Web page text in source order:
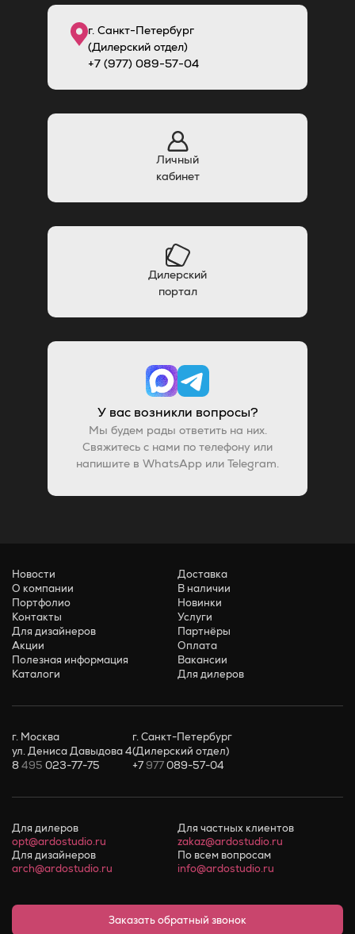
г. Санкт-Петербург
(Дилерский отдел)
+7 (977) 089-57-04
Личный
кабинет
Дилерский
портал
У вас возникли вопросы?
Мы будем рады ответить на них.
Свяжитесь с нами по телефону или
напишите в WhatsApp или Telegram.
Новости
О компании
Портфолио
Контакты
Для дизайнеров
Акции
Полезная информация
Каталоги
Доставка
В наличии
Новинки
Услуги
Партнёры
Оплата
Вакансии
Для дилеров
г. Москва
ул. Дениса Давыдова 4
8495 023-77-75
г. Санкт-Петербург
(Дилерский отдел)
+7977089-57-04
Для дилеров
opt@ardostudio.ru
Для частных клиентов
zakaz@ardostudio.ru
Для дизайнеров
arch@ardostudio.ru
По всем вопросам
info@ardostudio.ru
Заказать обратный звонок